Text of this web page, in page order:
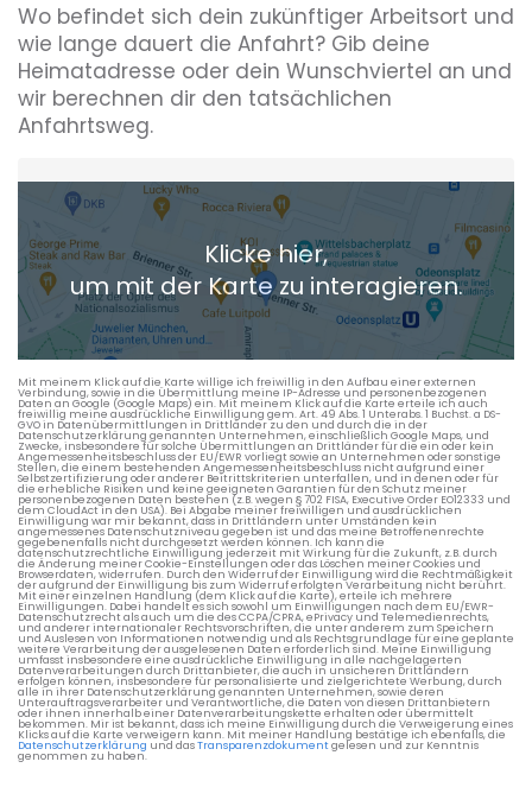
Wo befindet sich dein zukünftiger Arbeitsort und
wie lange dauert die Anfahrt? Gib deine
Heimatadresse oder dein Wunschviertel an und
wir berechnen dir den tatsächlichen
Anfahrtsweg.
Heimatadresse oder Wunschort
+ Aktuellen Standort hinzufügen
Die berechneten Anreisezeiten basieren auf den
Verkehrsdaten eines typischen Dienstag morgens um 8:30.
Klicke hier,
um mit der Karte zu interagieren.
Mit meinem Klick auf die Karte willige ich freiwillig in den Aufbau einer externen
Verbindung, sowie in die Übermittlung meine IP-Adresse und personenbezogenen
Daten an Google (Google Maps) ein. Mit meinem Klick auf die Karte erteile ich auch
freiwillig meine ausdrückliche Einwilligung gem. Art. 49 Abs. 1 Unterabs. 1 Buchst. a DS-
GVO in Datenübermittlungen in Drittländer zu den und durch die in der
Datenschutzerklärung genannten Unternehmen, einschließlich Google Maps, und
Zwecke, insbesondere für solche Übermittlungen an Drittländer für die ein oder kein
Angemessenheitsbeschluss der EU/EWR vorliegt sowie an Unternehmen oder sonstige
Stellen, die einem bestehenden Angemessenheitsbeschluss nicht aufgrund einer
Selbstzertifizierung oder anderer Beitrittskriterien unterfallen, und in denen oder für
die erhebliche Risiken und keine geeigneten Garantien für den Schutz meiner
personenbezogenen Daten bestehen (z.B. wegen § 702 FISA, Executive Order EO12333 und
dem CloudAct in den USA). Bei Abgabe meiner freiwilligen und ausdrücklichen
Einwilligung war mir bekannt, dass in Drittländern unter Umständen kein
angemessenes Datenschutzniveau gegeben ist und das meine Betroffenenrechte
gegebenenfalls nicht durchgesetzt werden können. Ich kann die
datenschutzrechtliche Einwilligung jederzeit mit Wirkung für die Zukunft, z.B. durch
die Änderung meiner Cookie-Einstellungen oder das Löschen meiner Cookies und
Browserdaten, widerrufen. Durch den Widerruf der Einwilligung wird die Rechtmäßigkeit
der aufgrund der Einwilligung bis zum Widerruf erfolgten Verarbeitung nicht berührt.
Mit einer einzelnen Handlung (dem Klick auf die Karte), erteile ich mehrere
Einwilligungen. Dabei handelt es sich sowohl um Einwilligungen nach dem EU/EWR-
Datenschutzrecht als auch um die des CCPA/CPRA, ePrivacy und Telemedienrechts,
und anderer internationaler Rechtsvorschriften, die unter anderem zum Speichern
und Auslesen von Informationen notwendig und als Rechtsgrundlage für eine geplante
weitere Verarbeitung der ausgelesenen Daten erforderlich sind. Meine Einwilligung
umfasst insbesondere eine ausdrückliche Einwilligung in alle nachgelagerten
Datenverarbeitungen durch Drittanbieter, die auch in unsicheren Drittländern
erfolgen können, insbesondere für personalisierte und zielgerichtete Werbung, durch
alle in ihrer Datenschutzerklärung genannten Unternehmen, sowie deren
Unterauftragsverarbeiter und Verantwortliche, die Daten von diesen Drittanbietern
oder ihnen innerhalb einer Datenverarbeitungskette erhalten oder übermittelt
bekommen. Mir ist bekannt, dass ich meine Einwilligung durch die Verweigerung eines
Klicks auf die Karte verweigern kann. Mit meiner Handlung bestätige ich ebenfalls, die
Datenschutzerklärung und dasTransparenzdokumentgelesen und zur Kenntnis
genommen zu haben.